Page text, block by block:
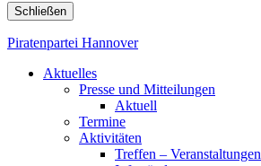
Schließen
Piratenpartei Hannover
Aktuelles
Presse und Mitteilungen
Aktuell
Termine
Aktivitäten
Treffen – Veranstaltungen